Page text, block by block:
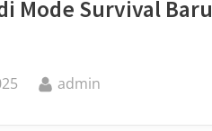
Mode Survival Baru
By
admin